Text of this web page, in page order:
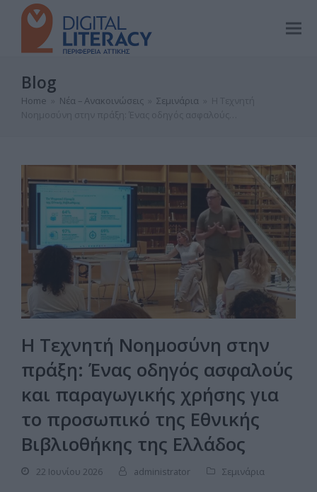
Blog
Home Νέα – Ανακοινώσεις Σεμινάρια
Η Τεχνητή Νοημοσύνη στην
πράξη: Ένας οδηγός ασφαλούς
και παραγωγικής χρήσης για
το προσωπικό της Εθνικής
Βιβλιοθήκης της Ελλάδος
22 Ιουνίου 2026 administrator Σεμινάρια